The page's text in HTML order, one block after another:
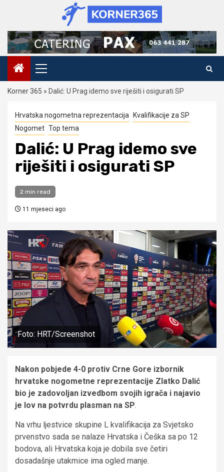
content
Primary
Menu
Korner 365 » Dalić: U Prag idemo sve riješiti i osigurati SP
Hrvatska nogometna reprezentacija Kvalifikacije za SP
Nogomet Top tema
Dalić: U Prag idemo sve
riješiti i osigurati SP
2 min read
11 mjeseci ago
Foto: HRT/Screenshot
Nakon pobjede 4-0 protiv Crne Gore izbornik
hrvatske nogometne reprezentacije Zlatko Dalić
bio je zadovoljan izvedbom svojih igrača i najavio
je lov na potvrdu plasman na SP.
Na vrhu ljestvice skupine L kvalifikacija za Svjetsko
prvenstvo sada se nalaze Hrvatska i Češka sa po 12
bodova, ali Hrvatska koja je dobila sve četiri
dosadašnje utakmice ima ogled manje.